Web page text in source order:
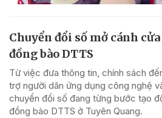
Chuyển đổi số mở cánh
đồng bào DTTS
Từ việc đưa thông tin, chính sách
trợ người dân ứng dụng công nghệ
chuyển đổi số đang từng bước tạo
đồng bào DTTS ở Tuyên Quang.